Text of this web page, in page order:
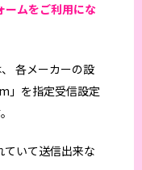
ームをご利用にな
各メーカーの設
」を指定受信設定
いて送信出来な